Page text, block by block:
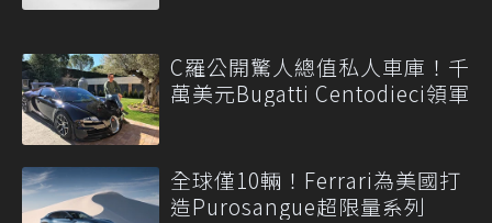
C羅公開驚人總值私人車庫！千
萬美元Bugatti Centodieci領軍
全球僅10輛！Ferrari為美國打
造Purosangue超限量系列